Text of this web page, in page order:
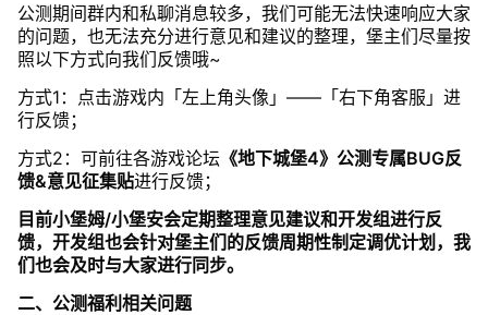
公测期间群内和私聊消息较多，我们可能无法快速响应大家
的问题，也无法充分进行意见和建议的整理，堡主们尽量按
照以下方式向我们反馈哦~
方式1：点击游戏内「左上角头像」——「右下角客服」进
行反馈；
方式2：可前往各游戏论坛《地下城堡4》公测专属BUG反
馈&意见征集贴进行反馈；
目前小堡姆/小堡安会定期整理意见建议和开发组进行反
馈，开发组也会针对堡主们的反馈周期性制定调优计划，我
们也会及时与大家进行同步。
二、公测福利相关问题